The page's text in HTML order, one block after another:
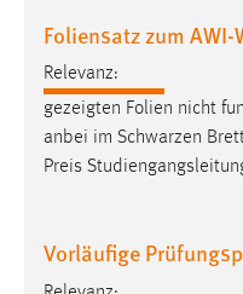
Foliensatz zum AWI-
Relevanz:
gezeigten Folien nicht
anbei im Schwarzen
Preis
Vorläufige
Das Cookie speichert
Cookie Laufzeit:
30 Tage